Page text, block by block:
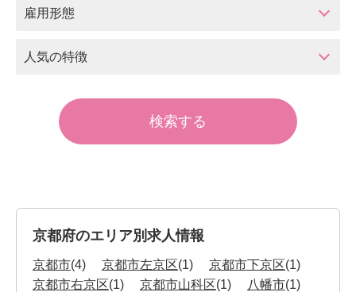
雇用形態
人気の特徴
京都府のエリア別求人情報
京都市(4) 京都市左京区(1) 京都市下京区(1)
京都市右京区(1) 京都市山科区(1) 八幡市(1)